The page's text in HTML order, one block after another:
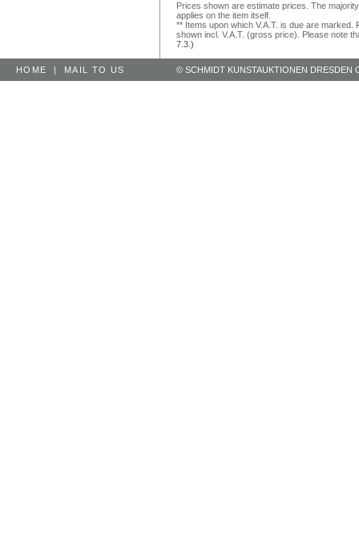
Prices shown are estimate prices. The
applies on the item itself.
** Items upon which V.A.T. is due are
shown incl. V.A.T. (gross price). Please note
7.3.)
HOME | MAIL TO US © SCHMIDT KUNSTAUKTIONEN DRESDEN